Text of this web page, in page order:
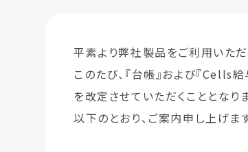
平素より弊社製品をご利用いただ
このたび、『台帳』および『
を改定させていただくこととなり
以下のとおり、ご案内申し上げます